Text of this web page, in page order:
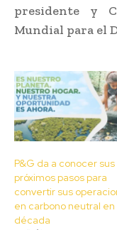
presidente y
Mundial para el
P&G da a conocer sus
próximos pasos para
convertir sus
en carbono neutral
década